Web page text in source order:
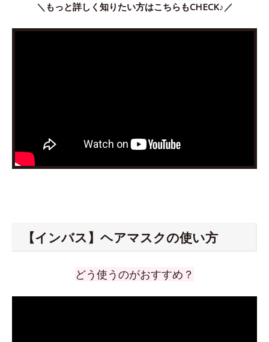
＼もっと詳しく知りたい方はこちらもCHECK♪／
【インバス】ヘアマスクの使い方
どう使うのがおすすめ？